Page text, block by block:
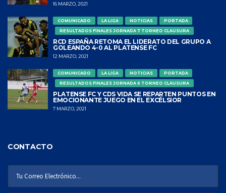
16 MARZO, 2021
COMUNICADO LA LIGA NOTICIAS
PORTADA
RESULTADOS FINALES JORNADA 7 TORNEO CLAUSURA
RCD ESPAÑA RETOMA EL LIDERATO DEL GRUPO A
GOLEANDO 4-0 AL PLATENSE FC
12 MARZO, 2021
COMUNICADO LA LIGA NOTICIAS
PORTADA
RESULTADOS FINALES JORNADA 6 TORNEO CLAUSURA
PLATENSE FC Y CDS VIDA SE REPARTEN PUNTOS EN
EMOCIONANTE JUEGO EN EL EXCÉLSIOR
7 MARZO, 2021
CONTACTO